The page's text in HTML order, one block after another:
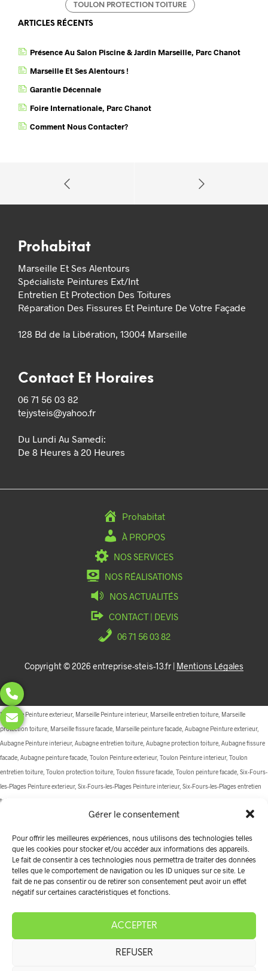
Gérer le consentement
Pour offrir les meilleures expériences, nous utilisons des technologies telles
que les cookies pour stocker et/ou accéder aux informations des appareils.
Le fait de consentir à ces technologies nous permettra de traiter des données
telles que le comportement de navigation ou les ID uniques sur ce site. Le
fait de ne pas consentir ou de retirer son consentement peut avoir un effet
négatif sur certaines caractéristiques et fonctions.
ACCEPTER
REFUSER
TOULON PROTECTION TOITURE
ARTICLES RÉCENTS
Présence Au Salon Piscine & Jardin Marseille, Parc Chanot
Marseille Et Ses Alentours !
Garantie Décennale
Foire Internationale, Parc Chanot
Comment Nous Contacter?
Prohabitat
Marseille Et Ses Alentours
Spécialiste Peintures Ext/Int
Entretien Et Protection Des Toitures
Réparation Des Fissures Et Peinture De Votre Façade
128 Bd de la Libération, 13004 Marseille
Contact Et Horaires
06 71 56 03 82
tejysteis@yahoo.fr
Du Lundi Au Samedi:
De 8 Heures à 20 Heures
Prohabitat
À PROPOS
NOS SERVICES
NOS RÉALISATIONS
NOS ACTUALITÉS
CONTACT | DEVIS
06 71 56 03 82
Copyright © 2026 entreprise-steis-13.fr | Mentions Légales
Marseille Peinture exterieur, Marseille Peinture interieur, Marseille entretien toiture, Marseille
protection toiture, Marseille fissure facade, Marseille peinture facade, Aubagne Peinture exterieur,
Aubagne Peinture interieur, Aubagne entretien toiture, Aubagne protection toiture, Aubagne fissure
facade, Aubagne peinture facade, Toulon Peinture exterieur, Toulon Peinture interieur, Toulon
entretien toiture, Toulon protection toiture, Toulon fissure facade, Toulon peinture facade, Six-Fours-
les-Plages Peinture exterieur, Six-Fours-les-Plages Peinture interieur, Six-Fours-les-Plages entretien
toiture, Six-Fours-les-Plages protection toiture, Six-Fours-les-Plages fissure facade, Six-Fours-les-
Plages peinture facade, La Ciotat Peinture exterieur, La Ciotat Peinture interieur, La Ciotat entretien
Provence Peinture exterieur, Carnoux-en-Provence Peinture interieur, Carnoux-en-Provence
entretien toiture, Carnoux-en-Provence protection toiture, Carnoux-en-Provence fissure facade,
Carnoux-en-Provence peinture facade, Les Pennes-Mirabeau Peinture exterieur, Les Pennes-
Mirabeau Peinture interieur, Les Pennes-Mirabeau entretien toiture, Les Pennes-Mirabeau protection
d'Azur Peinture exterieur, La Cadière-d'Azur Peinture interieur, La Cadière-d'Azur entretien toiture, La
Cadière-d'Azur protection toiture, La Cadière-d'Azur fissure facade, La Cadière-d'Azur peinture